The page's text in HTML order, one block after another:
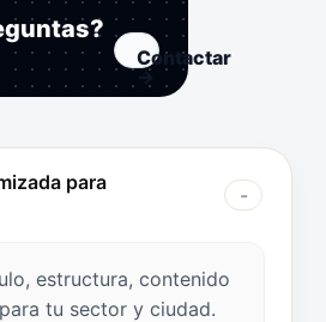
Contactar
→
para
estructura, contenido
tu sector y ciudad.